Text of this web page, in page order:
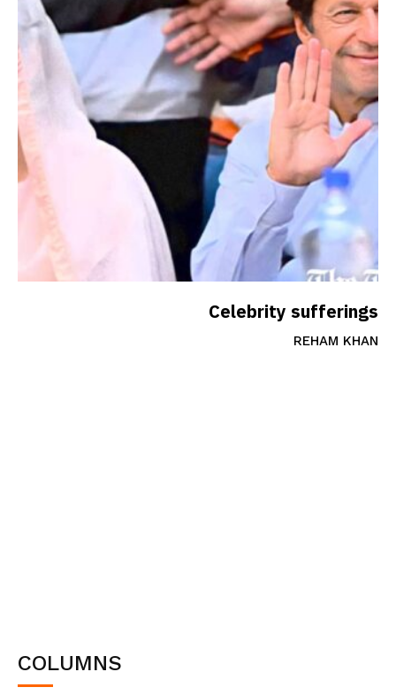
Celebrity sufferings
REHAM KHAN
COLUMNS